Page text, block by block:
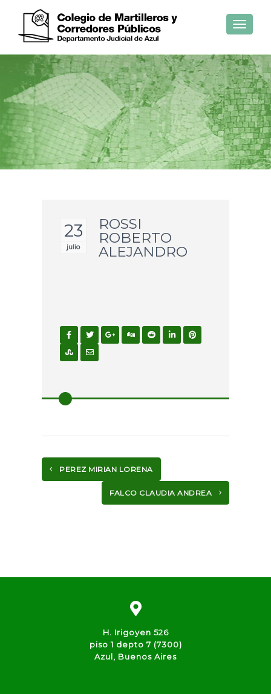
Toggle
23
julio
ROSSI
ROBERTO
ALEJANDRO
PEREZ MIRIAN LORENA
FALCO CLAUDIA ANDREA
H. Irigoyen 526
piso 1 depto 7 (7300)
Azul, Buenos Aires